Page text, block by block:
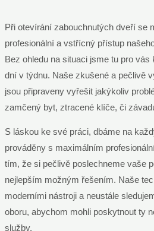
Při otevírání zabouchnutých dveří se
profesionální a vstřícný přístup
Bez ohledu na situaci jsme tu pro vás
dní v týdnu. Naše zkušené a pečlivě
jsou připraveny vyřešit jakýkoliv
zamčený byt, ztracené klíče, či
S láskou ke své práci, dbáme na
prováděny s maximálním
tím, že si pečlivě poslechneme vaše
nejlepším možným řešením. Naše
moderními nástroji a neustále
oboru, abychom mohli poskytnout ty
služby.